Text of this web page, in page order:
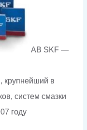
AB SKF —
крупнейший в
систем смазки
году